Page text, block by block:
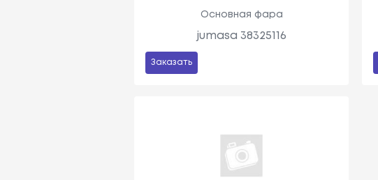
Основная фара
jumasa 38325116
Заказать